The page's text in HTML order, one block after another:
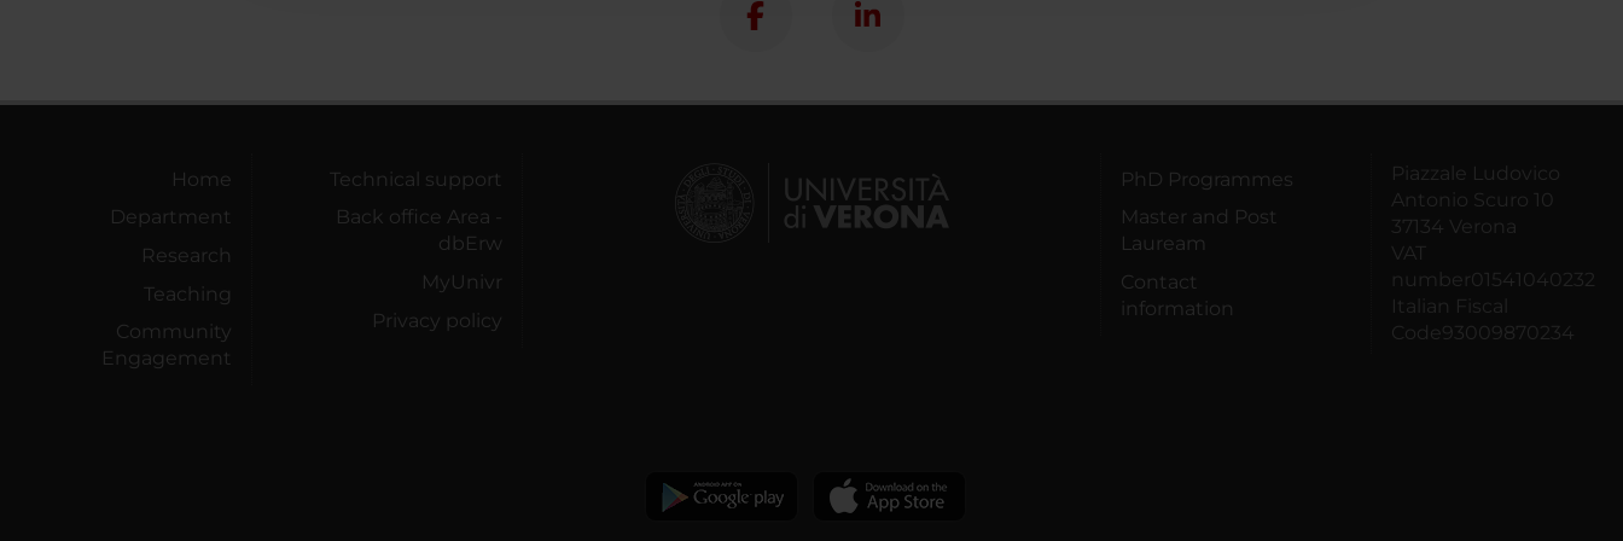
Home
Department
Research
Teaching
Community
Engagement
Technical support
Back office Area -
dbErw
MyUnivr
Privacy policy
PhD Programmes
Master and Post
Lauream
Contact
information
Piazzale Ludovico
Antonio Scuro 10
37134 Verona
VAT
number01541040232
Italian Fiscal
Code93009870234